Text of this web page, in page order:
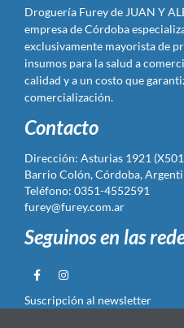
Droguería Furey de JUAN Y
empresa de Córdoba
exclusivamente mayorista de
insumos para la salud a
calidad y a un costo que
comercialización.
Contacto
Dirección: Asturias 1921
Barrio Colón, Córdoba,
Teléfono: 0351-4552591
furey@furey.com.ar
Seguinos en las
Suscripción al newsletter